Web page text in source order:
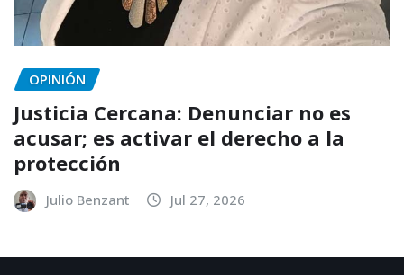
OPINIÓN
Justicia Cercana: Denunciar no es
acusar; es activar el derecho a la
protección
Julio Benzant Jul 27, 2026